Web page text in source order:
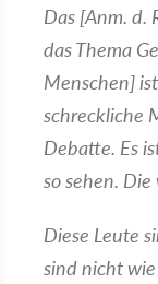
Das [Anm. d.
das Thema
Menschen]
schreckliche
Debatte. Es
so sehen.
Diese Leute
sind nicht